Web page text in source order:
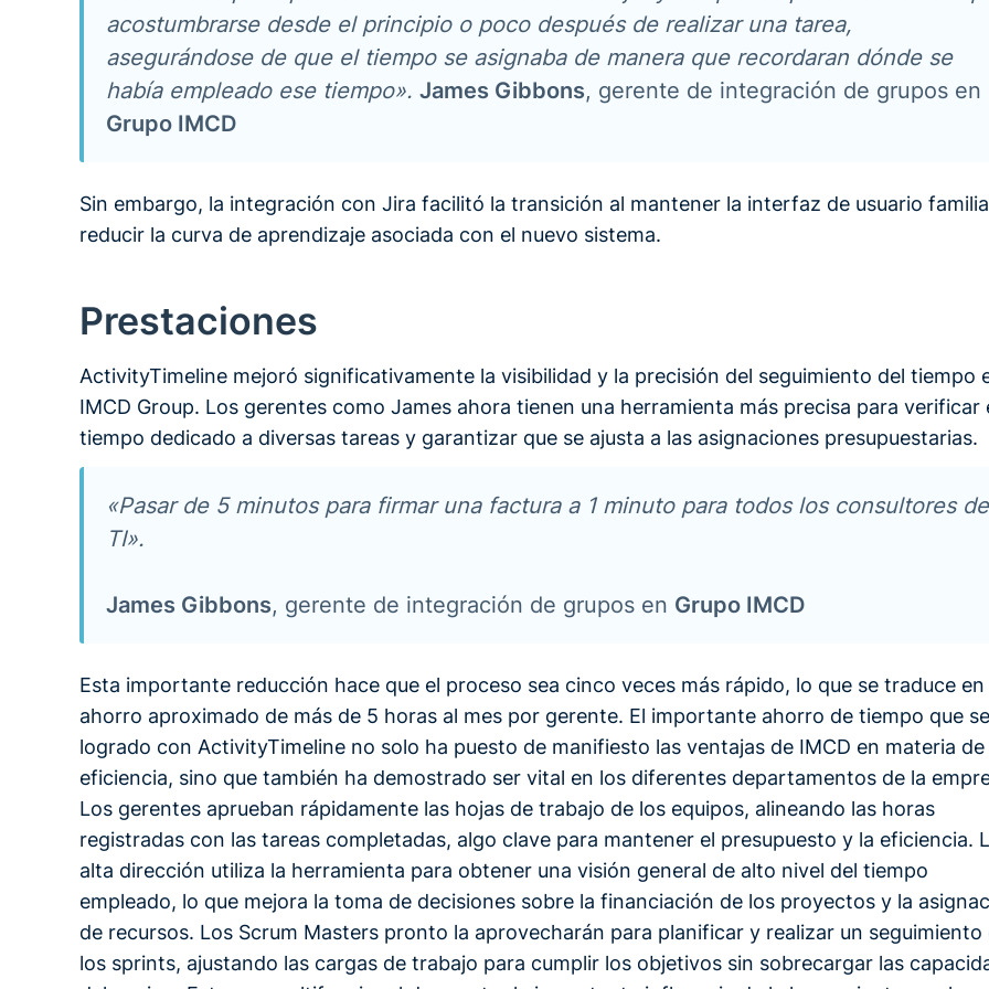
acostumbrarse desde el principio o poco después de realizar una tarea,
asegurándose de que el tiempo se asignaba de manera que recordaran dónde se
había empleado ese tiempo». James Gibbons, gerente de integración de grupos en
Grupo IMCD
Sin embargo, la integración con Jira facilitó la transición al mantener la interfaz de usuario
reducir la curva de aprendizaje asociada con el nuevo sistema.
Prestaciones
ActivityTimeline mejoró significativamente la visibilidad y la precisión del seguimiento del tiempo
IMCD Group. Los gerentes como James ahora tienen una herramienta más precisa para verificar
tiempo dedicado a diversas tareas y garantizar que se ajusta a las asignaciones presupuestarias.
«Pasar de 5 minutos para firmar una factura a 1 minuto para todos los consultores de
TI».
James Gibbons, gerente de integración de grupos en Grupo IMCD
Esta importante reducción hace que el proceso sea cinco veces más rápido, lo que se traduce en
ahorro aproximado de más de 5 horas al mes por gerente. El importante ahorro de tiempo que
logrado con ActivityTimeline no solo ha puesto de manifiesto las ventajas de IMCD en materia de
eficiencia, sino que también ha demostrado ser vital en los diferentes departamentos de la
Los gerentes aprueban rápidamente las hojas de trabajo de los equipos, alineando las horas
registradas con las tareas completadas, algo clave para mantener el presupuesto y la eficiencia.
alta dirección utiliza la herramienta para obtener una visión general de alto nivel del tiempo
empleado, lo que mejora la toma de decisiones sobre la financiación de los proyectos y la
de recursos. Los Scrum Masters pronto la aprovecharán para planificar y realizar un seguimiento
los sprints, ajustando las cargas de trabajo para cumplir los objetivos sin sobrecargar las